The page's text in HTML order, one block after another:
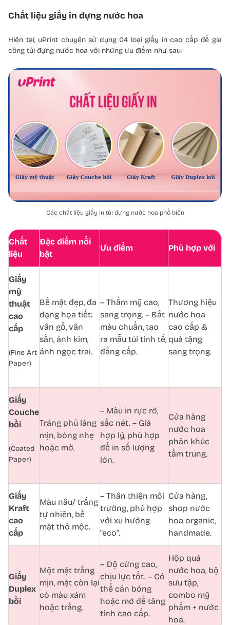
Chất liệu giấy in đựng nước hoa
Hiện tại, uPrint chuyên sử dụng 04 loại giấy in cao cấp để gia
công túi đựng nước hoa với những ưu điểm như sau:
Các chất liệu giấy in túi đựng nước hoa phổ biến
Chất
liệu
Đặc điểm nổi
bật
Ưu điểm Phù hợp với
Giấy
mỹ
thuật
cao
cấp
(Fine Art
Paper)
Bề mặt đẹp, đa
dạng họa tiết:
vân gỗ, vân
sần, ánh kim,
ánh ngọc trai.
– Thẩm mỹ cao,
sang trọng. – Bắt
màu chuẩn, tạo
ra mẫu túi tinh tế,
đẳng cấp.
Thương hiệu
nước hoa
cao cấp &
quà tặng
sang trọng.
Giấy
Couche
bồi
(Coated
Paper)
Tráng phủ láng
mịn, bóng nhẹ
hoặc mờ.
– Màu in rực rỡ,
sắc nét. – Giá
hợp lý, phù hợp
để in số lượng
lớn.
Cửa hàng
nước hoa
phân khúc
tầm trung.
Giấy
Kraft
cao
cấp
Màu nâu/ trắng
tự nhiên, bề
mặt thô mộc.
– Thân thiện môi
trường, phù hợp
với xu hướng
“eco”.
Cửa hàng,
shop nước
hoa organic,
handmade.
Giấy
Duplex
bồi
Một mặt trắng
mịn, mặt còn lại
có màu xám
hoặc trắng.
– Độ cứng cao,
chịu lực tốt. – Có
thể cán bóng
hoặc mờ để tăng
tính cao cấp.
Hộp quà
nước hoa, bộ
sưu tập,
combo mỹ
phẩm + nước
hoa.